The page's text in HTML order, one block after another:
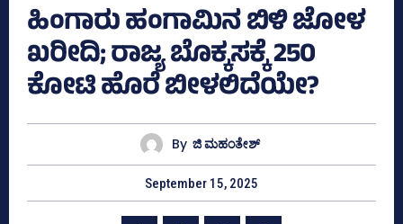
ಹಿಂಗಾರು ಹಂಗಾಮಿನ ಬಿಳಿ ಜೋಳ
ಖರೀದಿ; ರಾಜ್ಯ ಬೊಕ್ಕಸಕ್ಕೆ 250
ಕೋಟಿ ಹೊರೆ ಬೀಳಲಿದೆಯೇ?
By ಜಿ ಮಹಂತೇಶ್
September 15, 2025